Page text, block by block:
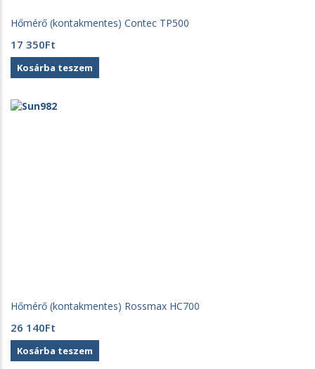
Hőmérő (kontakmentes) Contec TP500
17 350Ft
Kosárba teszem
Hőmérő (kontakmentes) Rossmax HC700
26 140Ft
Kosárba teszem